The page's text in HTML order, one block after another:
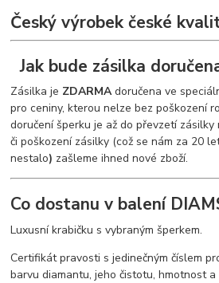
Český výrobek české
Jak bude zásilka
Zásilka je ZDARMAdoručena ve
pro ceniny, kterou nelze bez poškození
doručení šperku je až do převzetí
či poškození zásilky (což se nám za 20
nestalo) zašleme ihned nové zboží.
Co dostanu v balení
Luxusní krabičku s vybraným šperkem.
Certifikát pravosti s jedinečným číslem
barvu diamantu, jeho čistotu, hmotnost a